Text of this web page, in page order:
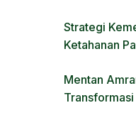
Strategi
Ketahanan
Mentan